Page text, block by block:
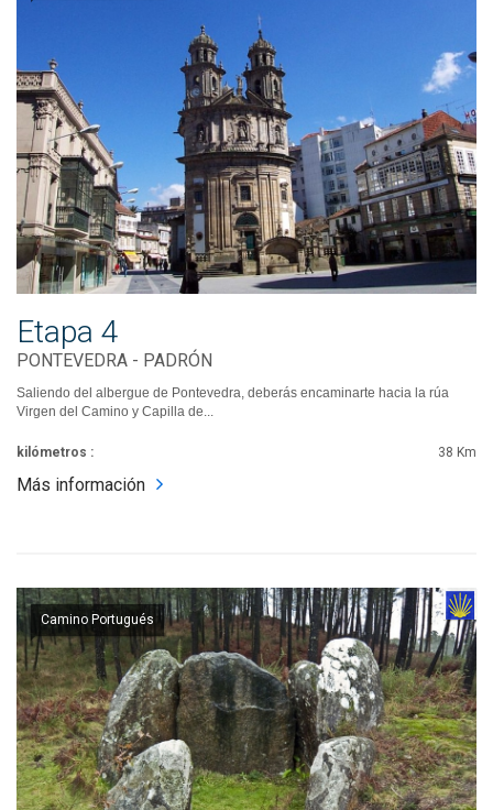
Etapa 4
PONTEVEDRA - PADRÓN
Saliendo del albergue de Pontevedra, deberás encaminarte hacia la rúa
Virgen del Camino y Capilla de...
kilómetros : 38 Km
Más información
Camino Portugués